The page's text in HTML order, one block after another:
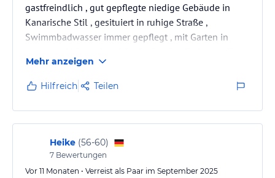
gastfreindlich , gut gepflegte niedige Gebäude in
Kanarische Stil , gesituiert in ruhige Straße ,
Swimmbadwasser immer gepflegt , mit Garten in
Gäste . Die küche ist gepflegt .
Mehr anzeigen
Hilfreich Teilen
Heike (56-60)
7 Bewertungen
Vor 11 Monaten • Verreist als Paar im September 2025